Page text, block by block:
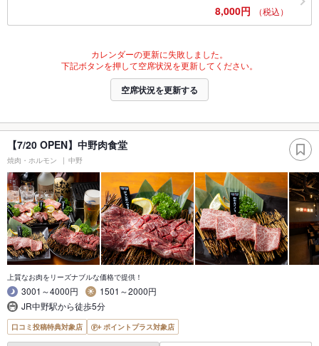
8,000円 （税込）
カレンダーの更新に失敗しました。
下記ボタンを押して空席状況を更新してください。
空席状況を更新する
【7/20 OPEN】中野肉食堂
焼肉・ホルモン 中野
上質なお肉をリーズナブルな価格で提供！
3001～4000円
1501～2000円
JR中野駅から徒歩5分
口コミ投稿特典対象店 ポイントプラス対象店